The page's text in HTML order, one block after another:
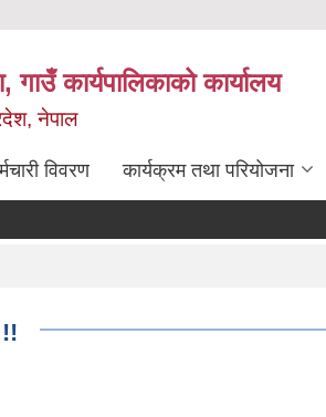
कार्यपालिकाको कार्यालय
नेपाल
विवरण कार्यक्रम तथा परियोजना
!!